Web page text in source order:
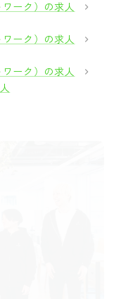
ーク）の求人
ーク）の求人
ーク）の求人